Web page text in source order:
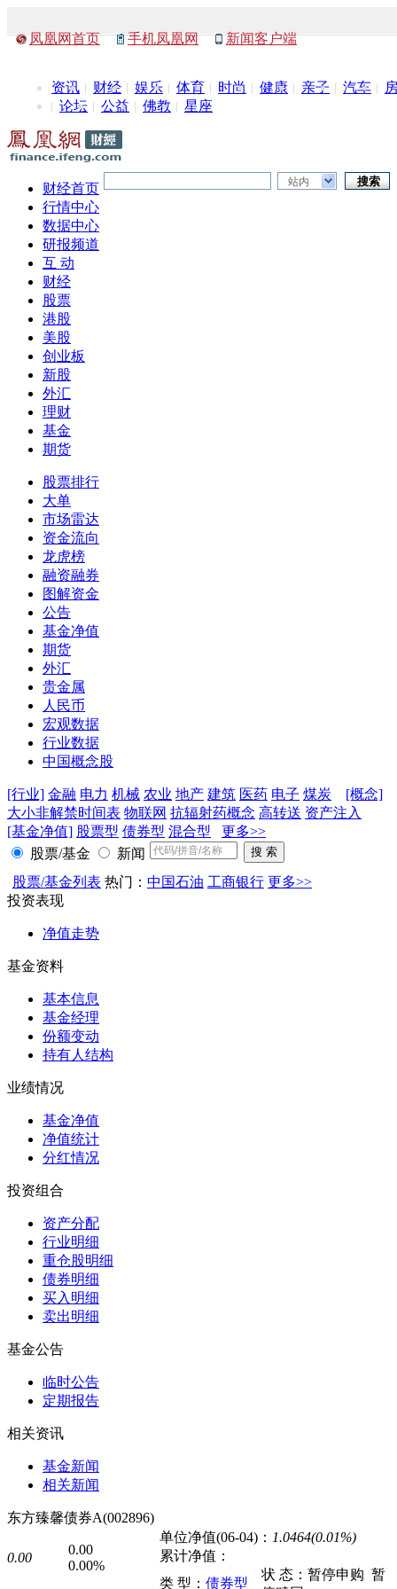
凤凰网首页 手机凤凰网 新闻客户端
资讯 财经 娱乐 体育 时尚 健康 亲子 汽车
论坛
公益 佛教 星座
站内
财经首页
行情中心
数据中心
研报频道
互 动
财经
股票
港股
美股
创业板
新股
外汇
理财
基金
期货
股票排行
大单
市场雷达
资金流向
龙虎榜
融资融券
图解资金
公告
基金净值
期货
外汇
贵金属
人民币
宏观数据
行业数据
中国概念股
[行业] 金融 电力 机械 农业 地产 建筑 医药 电子 煤炭
[概念]
大小非解禁时间表 物联网 抗辐射药概念 高转送 资产注入
[基金净值] 股票型 债券型 混合型
更多>>
股票/基金
新闻
股票/基金列表 热门： 中国石油 工商银行 更多>>
投资表现
净值走势
基金资料
基本信息
基金经理
份额变动
持有人结构
业绩情况
基金净值
净值统计
分红情况
投资组合
资产分配
行业明细
重仓股明细
债券明细
买入明细
卖出明细
基金公告
临时公告
定期报告
相关资讯
基金新闻
相关新闻
东方臻馨债券A(002896)
0.00
0.00
0.00%
单位净值(06-04)： 1.0464(0.01%)
累计净值：
类 型： 债券型
状 态： 暂停申购 暂